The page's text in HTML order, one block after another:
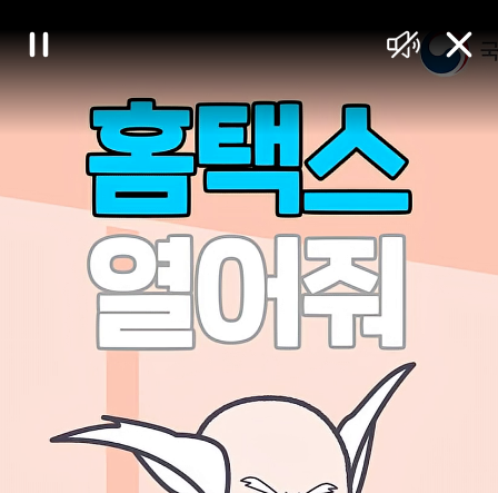
대
한
민
정
일
시
정
지
음
소
거
닫
기